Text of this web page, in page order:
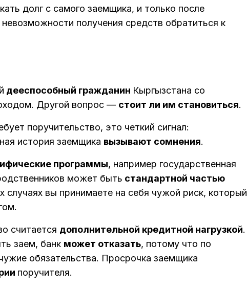
долг с самого заемщика, и только после
получения средств обратиться к
дееспособный гражданин Кыргызстана со
Другой вопрос — стоит ли им становиться.
поручительство, это четкий сигнал:
история заемщика вызывают сомнения.
программы, например государственная
может быть стандартной частью
случаях вы принимаете на себя чужой риск, который
считается дополнительной кредитной нагрузкой.
заем, банк может отказать, потому что по
обязательства. Просрочка заемщика
поручителя.